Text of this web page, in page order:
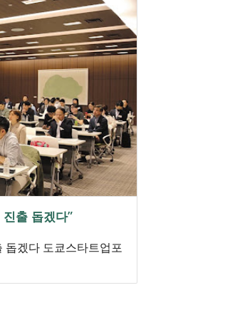
출 돕겠다”
돕겠다 도쿄스타트업포